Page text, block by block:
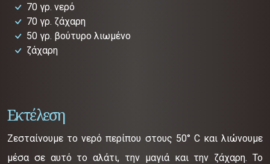
70 γρ. νερό
70 γρ. ζάχαρη
50 γρ. βούτυρο λιωμένο
ζάχαρη
Εκτέλεση
Ζεσταίνουμε το νερό περίπου στους 50° C και λιώνουμε
μέσα σε αυτό το αλάτι, την μαγιά και την ζάχαρη. Το